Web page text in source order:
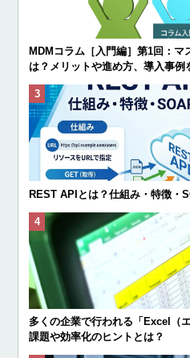
MDMコラム［入門編］第1回：マ
は？メリットや進め方、導入事例
REST APIとは？仕組み・特徴・
多くの企業で行われる「Excel（
課題や効率化のヒントとは？